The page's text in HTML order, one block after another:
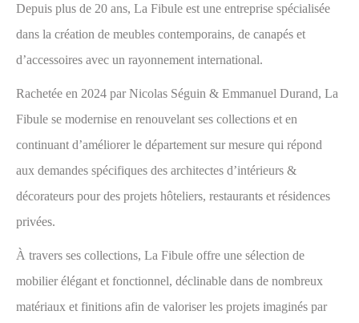
Depuis plus de 20 ans, La Fibule est une entreprise spécialisée
dans la création de meubles contemporains, de canapés et
d’accessoires avec un rayonnement international.
Rachetée en 2024 par Nicolas Séguin & Emmanuel Durand, La
Fibule se modernise en renouvelant ses collections et en
continuant d’améliorer le département sur mesure qui répond
aux demandes spécifiques des architectes d’intérieurs &
décorateurs pour des projets hôteliers, restaurants et résidences
privées.
À travers ses collections, La Fibule offre une sélection de
mobilier élégant et fonctionnel, déclinable dans de nombreux
matériaux et finitions afin de valoriser les projets imaginés par